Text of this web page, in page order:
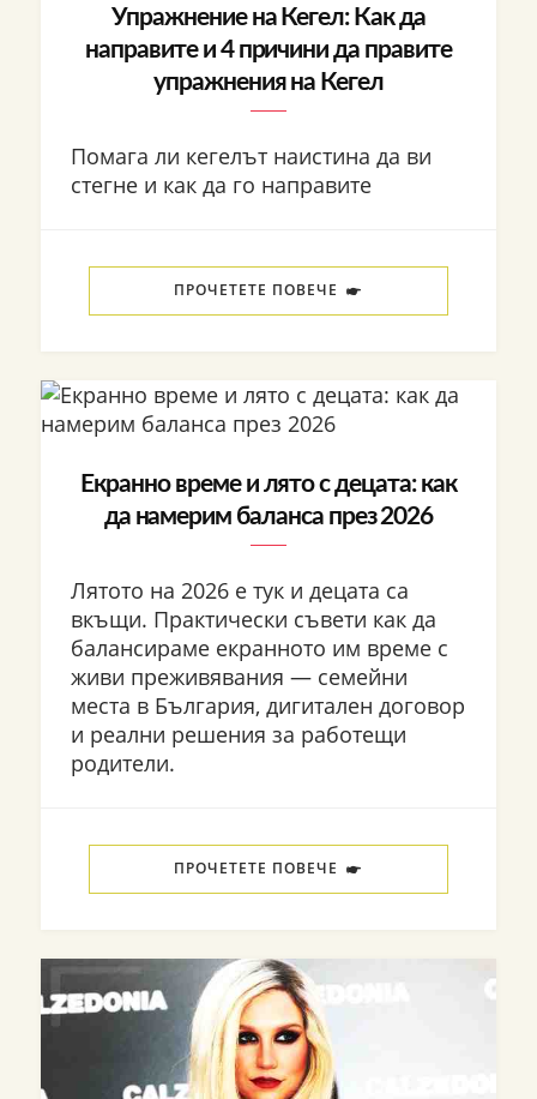
Упражнение на Кегел: Как да
направите и 4 причини да правите
упражнения на Кегел
Помага ли кегелът наистина да ви
стегне и как да го направите
ПРОЧЕТЕТЕ ПОВЕЧЕ
Екранно време и лято с децата: как
да намерим баланса през 2026
Лятото на 2026 е тук и децата са
вкъщи. Практически съвети как да
балансираме екранното им време с
живи преживявания — семейни
места в България, дигитален договор
и реални решения за работещи
родители.
ПРОЧЕТЕТЕ ПОВЕЧЕ